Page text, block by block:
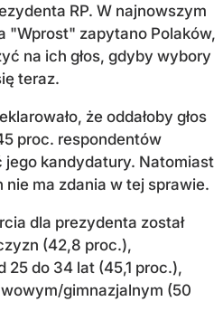
RP. W najnowszym
"Wprost" zapytano Polaków,
na ich głos, gdyby wybory
teraz.
że oddałoby głos
proc. respondentów
jego kandydatury. Natomiast
ma zdania w tej sprawie.
dla prezydenta został
(42,8 proc.),
25 do 34 lat (45,1 proc.),
gimnazjalnym (50